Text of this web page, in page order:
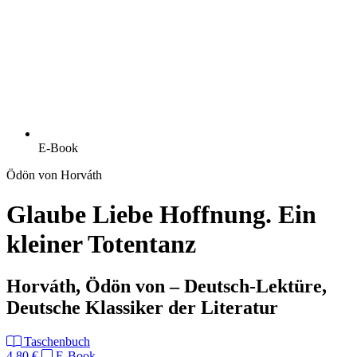
E-Book
Ödön von Horváth
Glaube Liebe Hoffnung. Ein
kleiner Totentanz
Horváth, Ödön von – Deutsch-Lektüre,
Deutsche Klassiker der Literatur
Taschenbuch